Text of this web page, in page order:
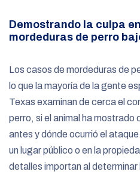
Demostrando la culpa
mordeduras de perro
Los casos de mordeduras de
lo que la mayoría de la gente
Texas examinan de cerca el
perro, si el animal ha
antes y dónde ocurrió el
un lugar público o en la
detalles importan al